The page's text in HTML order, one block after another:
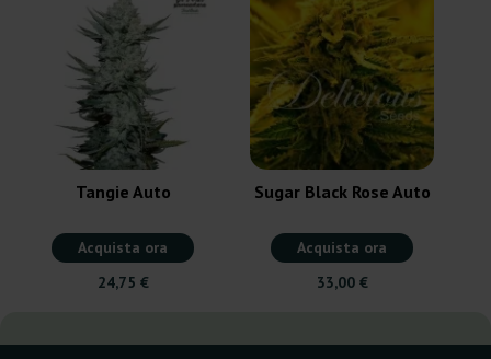
Tangie Auto
Acquista ora
24,75 €
Sugar Black Rose Auto
Acquista ora
33,00 €